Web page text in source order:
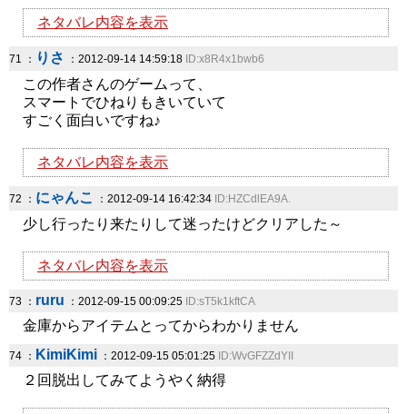
ネタバレ内容を表示
71 ： りさ ：2012-09-14 14:59:18 ID:x8R4x1bwb6
この作者さんのゲームって、
スマートでひねりもきいていて
すごく面白いですね♪
ネタバレ内容を表示
72 ： にゃんこ ：2012-09-14 16:42:34 ID:HZCdlEA9A.
少し行ったり来たりして迷ったけどクリアした～
ネタバレ内容を表示
73 ： ruru ：2012-09-15 00:09:25 ID:sT5k1kftCA
金庫からアイテムとってからわかりません
74 ： KimiKimi ：2012-09-15 05:01:25 ID:WvGFZZdYII
２回脱出してみてようやく納得